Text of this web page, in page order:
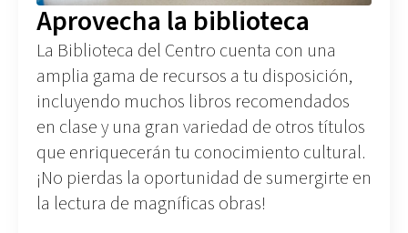
Aprovecha la biblioteca
La Biblioteca del Centro cuenta con una
amplia gama de recursos a tu disposición,
incluyendo muchos libros recomendados
en clase y una gran variedad de otros títulos
que enriquecerán tu conocimiento cultural.
¡No pierdas la oportunidad de sumergirte en
la lectura de magníficas obras!